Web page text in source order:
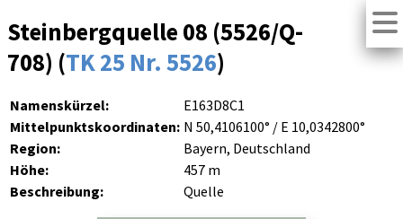
Steinbergquelle 08 (5526/Q-
708) (TK 25 Nr. 5526)
Namenskürzel:
E163D8C1
Mittelpunktskoordinaten: N 50,4106100° / E 10,0342800°
Region:
Bayern, Deutschland
Höhe:
457 m
Beschreibung:
Quelle